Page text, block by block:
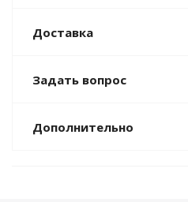
Доставка
Задать вопрос
Дополнительно